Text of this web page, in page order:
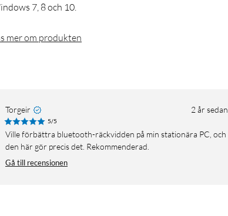
7, 8 och 10.
mer om produkten
Torgeir 2 år sedan
5/5
Ville förbättra bluetooth-räckvidden på min stationära PC, och
den här gör precis det. Rekommenderad.
Gå till recensionen